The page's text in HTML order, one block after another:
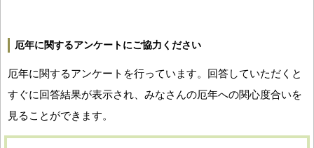
厄年に関するアンケートにご協力ください
厄年に関するアンケートを行っています。回答していただくと
すぐに回答結果が表示され、みなさんの厄年への関心度合いを
見ることができます。